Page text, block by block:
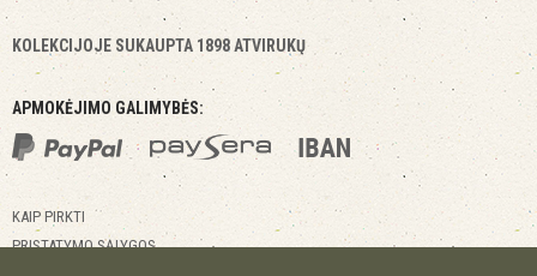
KOLEKCIJOJE SUKAUPTA 1898 ATVIRUKŲ
APMOKĖJIMO GALIMYBĖS:
KAIP PIRKTI
PRISTATYMO SĄLYGOS